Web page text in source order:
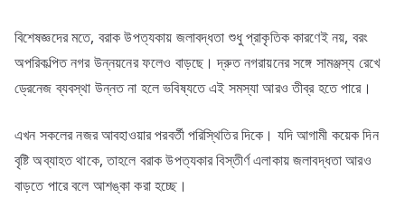
বিশেষজ্ঞদের মতে, বরাক উপত্যকায় জলাবদ্ধতা শুধু প্রাকৃতিক কারণেই নয়, বরং
অপরিকল্পিত নগর উন্নয়নের ফলেও বাড়ছে। দ্রুত নগরায়নের সঙ্গে সামঞ্জস্য রেখে
ড্রেনেজ ব্যবস্থা উন্নত না হলে ভবিষ্যতে এই সমস্যা আরও তীব্র হতে পারে।
এখন সকলের নজর আবহাওয়ার পরবর্তী পরিস্থিতির দিকে। যদি আগামী কয়েক দিন
বৃষ্টি অব্যাহত থাকে, তাহলে বরাক উপত্যকার বিস্তীর্ণ এলাকায় জলাবদ্ধতা আরও
বাড়তে পারে বলে আশঙ্কা করা হচ্ছে।